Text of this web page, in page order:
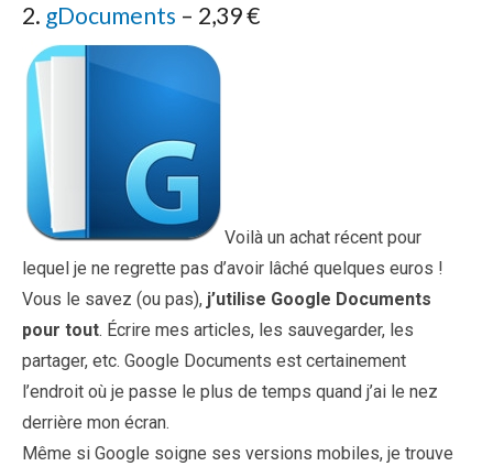
2. gDocuments – 2,39 €
Voilà un achat récent pour
lequel je ne regrette pas d’avoir lâché quelques euros !
Vous le savez (ou pas), j’utilise Google Documents
pour tout. Écrire mes articles, les sauvegarder, les
partager, etc. Google Documents est certainement
l’endroit où je passe le plus de temps quand j’ai le nez
derrière mon écran.
Même si Google soigne ses versions mobiles, je trouve